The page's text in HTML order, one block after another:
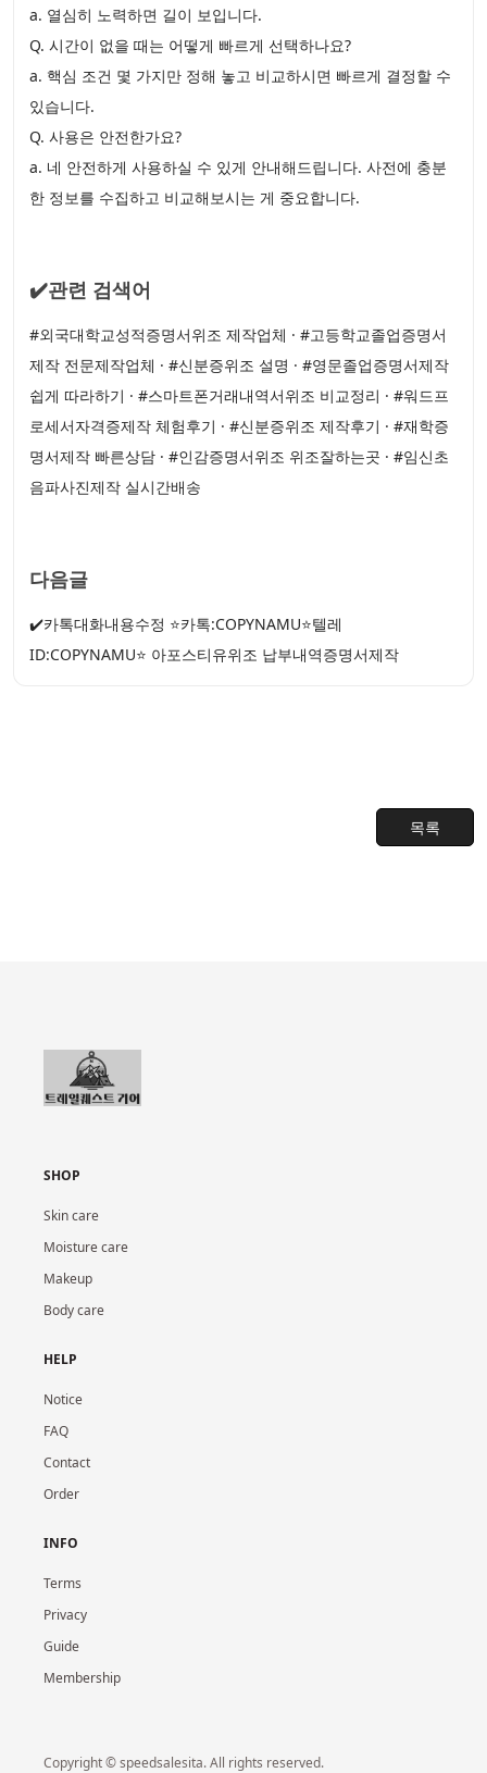
a. 열심히 노력하면 길이 보입니다.
Q. 시간이 없을 때는 어떻게 빠르게 선택하나요?
a. 핵심 조건 몇 가지만 정해 놓고 비교하시면 빠르게 결정할 수
있습니다.
Q. 사용은 안전한가요?
a. 네 안전하게 사용하실 수 있게 안내해드립니다. 사전에 충분
한 정보를 수집하고 비교해보시는 게 중요합니다.
✔️관련 검색어
#외국대학교성적증명서위조 제작업체 · #고등학교졸업증명서
제작 전문제작업체 · #신분증위조 설명 · #영문졸업증명서제작
쉽게 따라하기 · #스마트폰거래내역서위조 비교정리 · #워드프
로세서자격증제작 체험후기 · #신분증위조 제작후기 · #재학증
명서제작 빠른상담 · #인감증명서위조 위조잘하는곳 · #임신초
음파사진제작 실시간배송
다음글
✔️카톡대화내용수정 ⭐카톡:COPYNAMU⭐텔레
ID:COPYNAMU⭐ 아포스티유위조 납부내역증명서제작
목록
SHOP
Skin care
Moisture care
Makeup
Body care
HELP
Notice
FAQ
Contact
Order
INFO
Terms
Privacy
Guide
Membership
Copyright © speedsalesita. All rights reserved.